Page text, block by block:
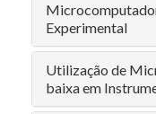
Experimental
Utilização de
baixa em